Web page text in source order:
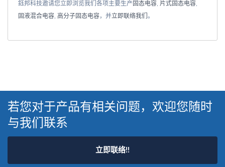
鈺邦科技邀请您立即浏览我们各项主要生产 固态电容, 片式固态电容,
固液混合电容, 高分子固态电容，并立即联络我们 。
若您对于产品有相关问题，欢迎您随时
与我们联系
立即联络!!